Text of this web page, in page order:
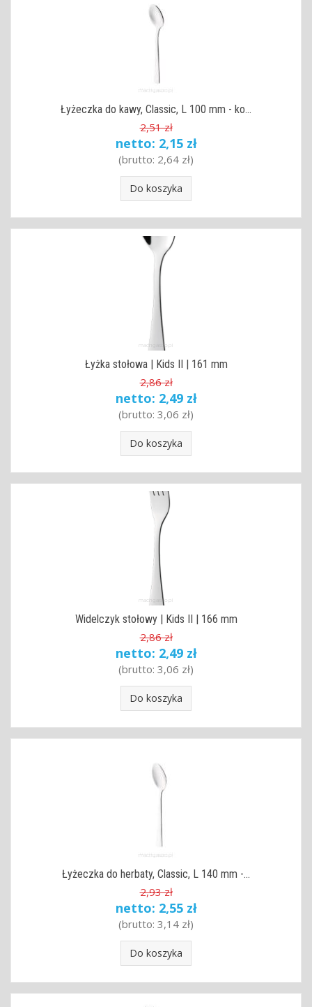
Łyżeczka do kawy, Classic, L 100 mm - ko...
2,51 zł
netto: 2,15 zł
(brutto: 2,64 zł)
Do koszyka
Łyżka stołowa | Kids II | 161 mm
2,86 zł
netto: 2,49 zł
(brutto: 3,06 zł)
Do koszyka
Widelczyk stołowy | Kids II | 166 mm
2,86 zł
netto: 2,49 zł
(brutto: 3,06 zł)
Do koszyka
Łyżeczka do herbaty, Classic, L 140 mm -...
2,93 zł
netto: 2,55 zł
(brutto: 3,14 zł)
Do koszyka